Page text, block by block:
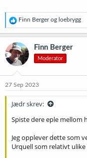
R
e
a
k
s
j
o
e
Finn Bergerog loebrygg
Finn Berger
Moderator
27 Sep 2023
Jædr skrev:
Spiste dere eple mellom
Jeg opplever dette som
Urquell som relativt ulike